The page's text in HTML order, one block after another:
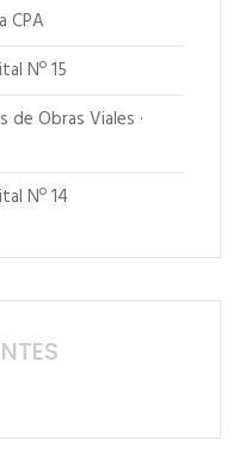
CPA
Nº 15
de Obras Viales ·
Nº 14